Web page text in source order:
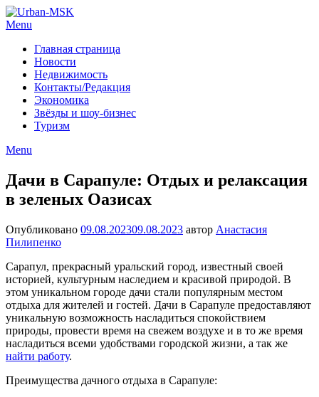
Menu
Главная страница
Новости
Недвижимость
Контакты/Редакция
Экономика
Звёзды и шоу-бизнес
Туризм
Menu
Дачи в Сарапуле: Отдых и релаксация
в зеленых Оазисах
Опубликовано 09.08.202309.08.2023 автор Анастасия
Пилипенко
Сарапул, прекрасный уральский город, известный своей
историей, культурным наследием и красивой природой. В
этом уникальном городе дачи стали популярным местом
отдыха для жителей и гостей. Дачи в Сарапуле предоставляют
уникальную возможность насладиться спокойствием
природы, провести время на свежем воздухе и в то же время
насладиться всеми удобствами городской жизни, а так же
найти работу.
Преимущества дачного отдыха в Сарапуле: